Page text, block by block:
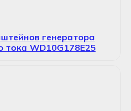
генератора
тока WD10G178E25